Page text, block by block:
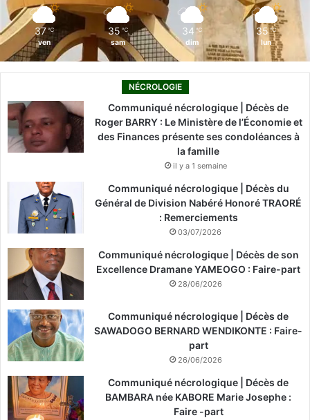
37 ℃
ven
35 ℃
sam
34 ℃
dim
35 ℃
lun
NÉCROLOGIE
Communiqué nécrologique | Décès de
Roger BARRY : Le Ministère de l’Économie et
des Finances présente ses condoléances à
la famille
il y a 1 semaine
Communiqué nécrologique | Décès du
Général de Division Nabéré Honoré TRAORÉ
: Remerciements
03/07/2026
Communiqué nécrologique | Décès de son
Excellence Dramane YAMEOGO : Faire-part
28/06/2026
Communiqué nécrologique | Décès de
SAWADOGO BERNARD WENDIKONTE : Faire-
part
26/06/2026
Communiqué nécrologique | Décès de
BAMBARA née KABORE Marie Josephe :
Faire -part